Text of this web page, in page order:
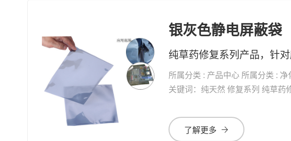
银灰色静电屏蔽袋
所属分类 : 产品中心 所属分类 : 净
关键词：纯天然 修复系列 纯草药修复 自
了解更多